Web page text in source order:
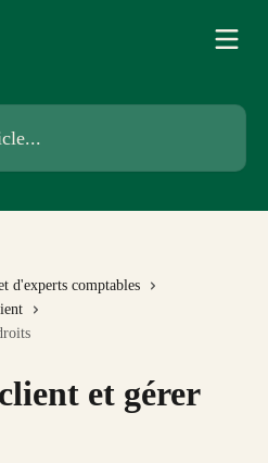
d'experts comptables
et gérer